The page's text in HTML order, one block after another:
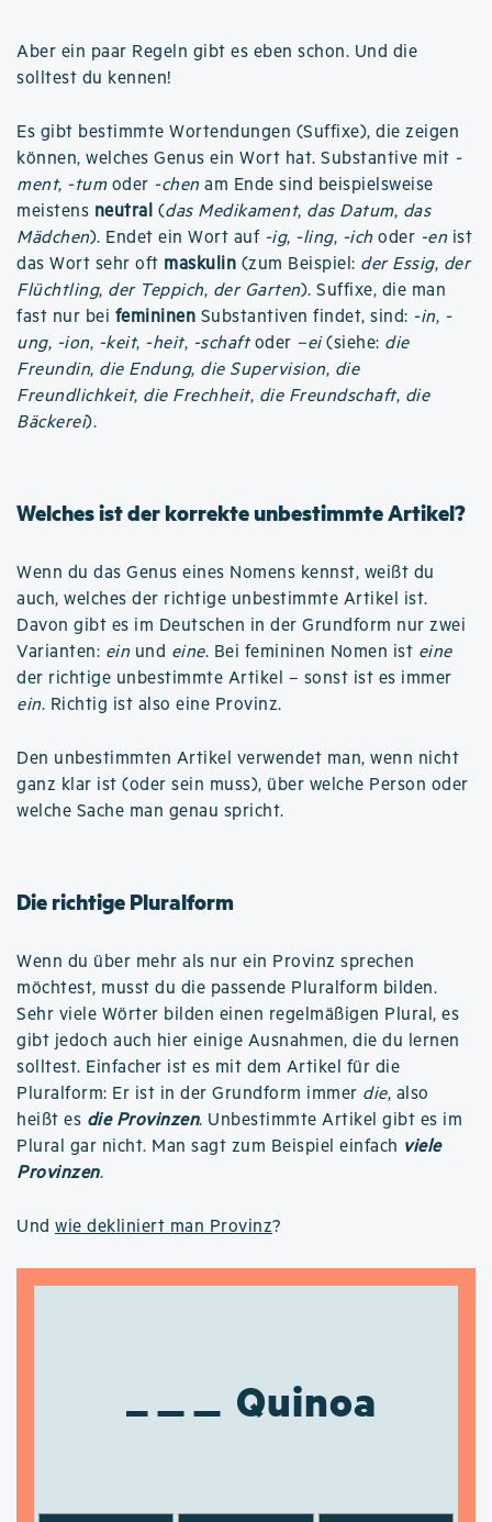
Aber ein paar Regeln gibt es eben schon. Und die
solltest du kennen!
Es gibt bestimmte Wortendungen (Suffixe), die zeigen
können, welches Genus ein Wort hat. Substantive mit -
ment, -tumoder -chen am Ende sind beispielsweise
meistens neutral (das Medikament, das Datum, das
Mädchen). Endet ein Wort auf -ig, -ling, -ich oder -en ist
das Wort sehr oft maskulin (zum Beispiel: der Essig, der
Flüchtling, der Teppich, der Garten). Suffixe, die man
fast nur bei femininen Substantiven findet, sind: -in, -
ung, -ion, -keit, -heit, -schaftoder –ei(siehe: die
Freundin, die Endung, die Supervision, die
Freundlichkeit, die Frechheit, die Freundschaft, die
Bäckerei).
Welches ist der korrekte unbestimmte Artikel?
Wenn du das Genus eines Nomens kennst, weißt du
auch, welches der richtige unbestimmte Artikel ist.
Davon gibt es im Deutschen in der Grundform nur zwei
Varianten: ein und eine. Bei femininen Nomen ist eine
der richtige unbestimmte Artikel – sonst ist es immer
ein. Richtig ist also eine Provinz.
Den unbestimmten Artikel verwendet man, wenn nicht
ganz klar ist (oder sein muss), über welche Person oder
welche Sache man genau spricht.
Die richtige Pluralform
Wenn du über mehr als nur ein Provinz sprechen
möchtest, musst du die passende Pluralform bilden.
Sehr viele Wörter bilden einen regelmäßigen Plural, es
gibt jedoch auch hier einige Ausnahmen, die du lernen
solltest. Einfacher ist es mit dem Artikel für die
Pluralform: Er ist in der Grundform immer die, also
heißt es die Provinzen. Unbestimmte Artikel gibt es im
Plural gar nicht. Man sagt zum Beispiel einfach viele
Provinzen.
Und wie dekliniert man Provinz?
Quinoa